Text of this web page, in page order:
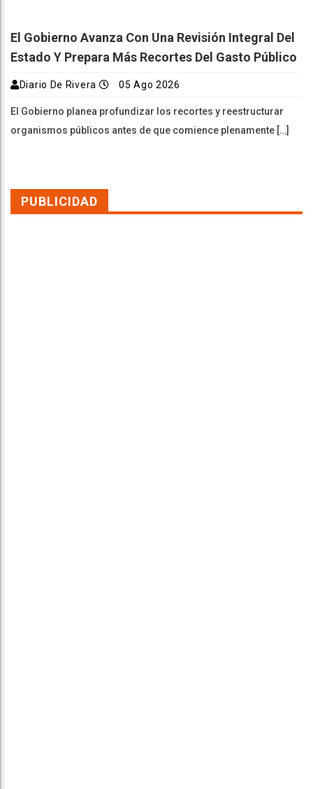
El Gobierno Avanza Con Una Revisión Integral Del
Estado Y Prepara Más Recortes Del Gasto Público
Diario De Rivera 05 Ago 2026
El Gobierno planea profundizar los recortes y reestructurar
organismos públicos antes de que comience plenamente […]
PUBLICIDAD